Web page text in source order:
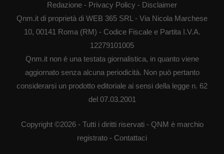
Redazione - Privacy Policy - Disclaimer
Qnm.it di proprietà di WEB 365 SRL - Via Nicola Marchese
10, 00141 Roma (RM) - Codice Fiscale e Partita I.V.A.
12279101005
Qnm.it non è una testata giornalistica, in quanto viene
aggiornato senza alcuna periodicità. Non può pertanto
considerarsi un prodotto editoriale ai sensi della legge n. 62
del 07.03.2001
Copyright ©2026 - Tutti i diritti riservati - QNM è marchio
registrato - Contattaci